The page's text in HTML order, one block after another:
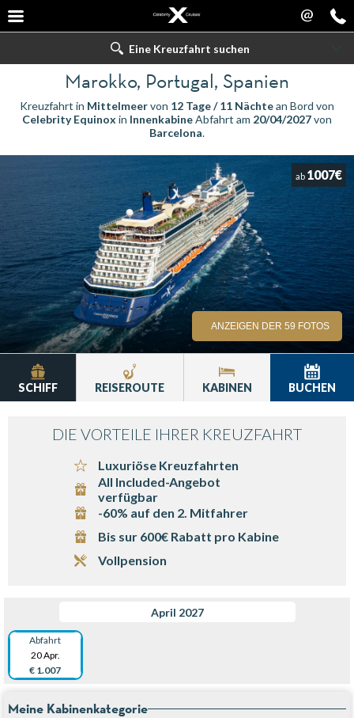
@
Eine Kreuzfahrt suchen
Marokko, Portugal, Spanien
Kreuzfahrt in Mittelmeervon 12 Tage / 11 Nächtean Bord von
Celebrity Equinox in InnenkabineAbfahrt am 20/04/2027von
Barcelona.
ab 1007€
ANZEIGEN DER 59 FOTOS
SCHIFF REISEROUTE KABINEN BUCHEN
DIE VORTEILE IHRER KREUZFAHRT
Luxuriöse Kreuzfahrten
All Included-Angebot
verfügbar
-60% auf den 2. Mitfahrer
Bis sur 600€ Rabatt pro Kabine
Vollpension
April 2027
Abfahrt
20 Apr.
€ 1.007
Meine Kabinenkategorie